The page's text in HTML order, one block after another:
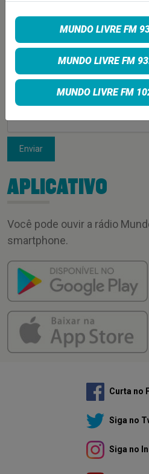
Enviar
APLICATIVO
Você pode ouvir a rádio
smartphone.
Curta no
Siga no
Siga no
MUNDO LIVRE FM
MUNDO LIVRE FM
MUNDO LIVRE FM